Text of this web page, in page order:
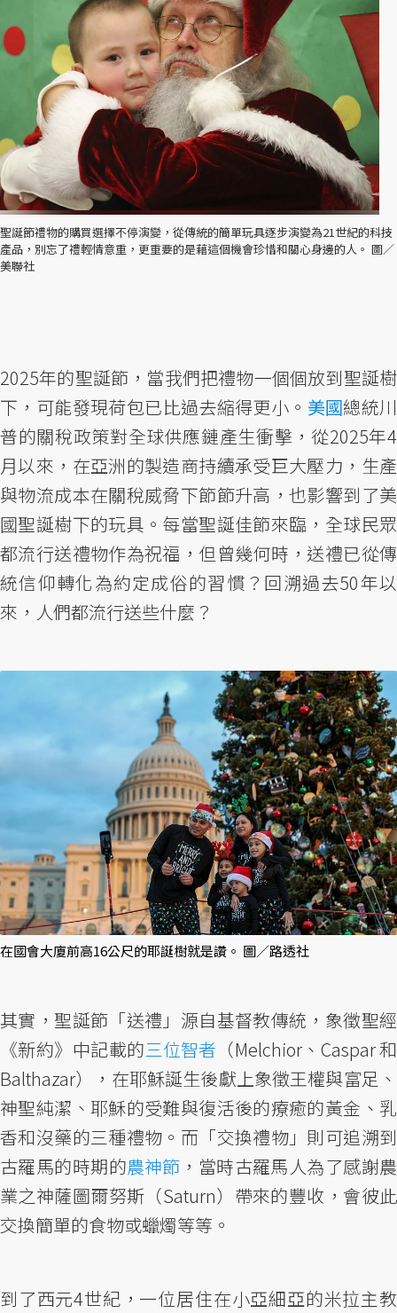
聖誕節禮物的購買選擇不停演變，從傳統的簡單玩具逐步演變為21世紀的科技
產品，別忘了禮輕情意重，更重要的是藉這個機會珍惜和關心身邊的人。 圖／
美聯社
2025年的聖誕節，當我們把禮物一個個放到聖誕樹
下，可能發現荷包已比過去縮得更小。 美國總統川
普的關稅政策對全球供應鏈產生衝擊，從2025年4
月以來，在亞洲的製造商持續承受巨大壓力，生產
與物流成本在關稅威脅下節節升高，也影響到了美
國聖誕樹下的玩具。每當聖誕佳節來臨，全球民眾
都流行送禮物作為祝福，但曾幾何時，送禮已從傳
統信仰轉化為約定成俗的習慣？回溯過去50年以
來，人們都流行送些什麼？
在國會大廈前高16公尺的耶誕樹就是讚。 圖／路透社
其實，聖誕節「送禮」源自基督教傳統，象徵聖經
《新約》中記載的三位智者 （Melchior、Caspar 和
Balthazar），在耶穌誕生後獻上象徵王權與富足、
神聖純潔、耶穌的受難與復活後的療癒的黃金、乳
香和沒藥的三種禮物。而「交換禮物」則可追溯到
古羅馬的時期的農神節，當時古羅馬人為了感謝農
業之神薩圖爾努斯（Saturn）帶來的豐收，會彼此
交換簡單的食物或蠟燭等等。
到了西元4世紀，一位居住在小亞細亞的米拉主教